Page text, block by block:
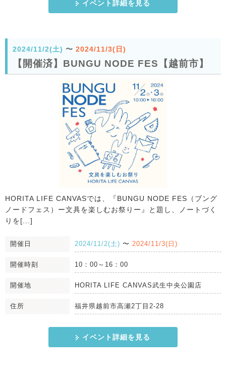
イベント詳細を見る
2024/11/2(土) 〜 2024/11/3(日)
【開催済】BUNGU NODE FES【越前市】
HORITA LIFE CANVASでは、『BUNGU NODE FES（ブング
ノードフェス）ー文具を楽しむお祭りー』と題し、ノートづく
りを[...]
開催日 2024/11/2(土) 〜 2024/11/3(日)
開催時刻 10：00～16：00
開催地 HORITA LIFE CANVAS武生中央公園店
住所 福井県越前市高瀬2丁目2-28
イベント詳細を見る